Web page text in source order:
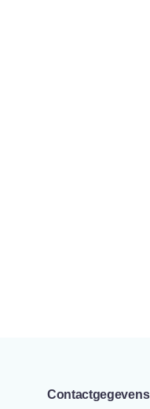
Contactgegevens